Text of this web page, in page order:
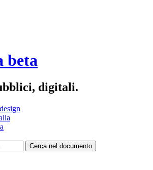
beta
digitali.
Cerca nel documento